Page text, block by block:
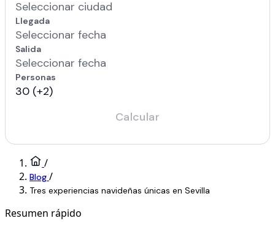
/
Blog /
Tres experiencias navideñas únicas en Sevilla
Resumen rápido